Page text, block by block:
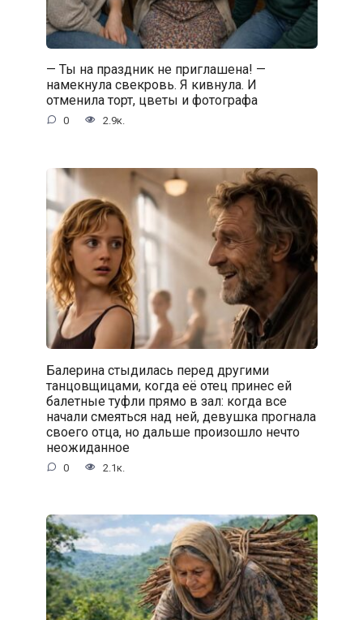
— Ты на праздник не приглашена! —
намекнула свекровь. Я кивнула. И
отменила торт, цветы и фотографа
0 2.9к.
Балерина стыдилась перед другими
танцовщицами, когда её отец принес ей
балетные туфли прямо в зал: когда все
начали смеяться над ней, девушка прогнала
своего отца, но дальше произошло нечто
неожиданное
0 2.1к.